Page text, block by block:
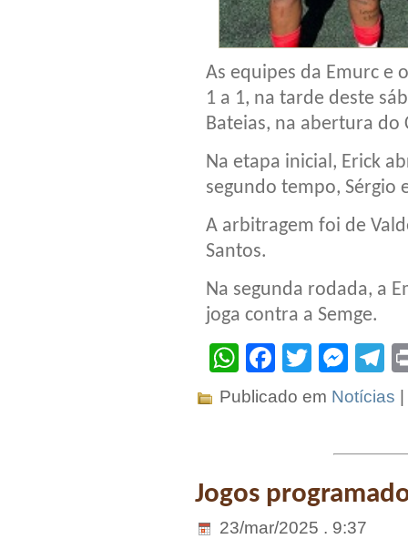
As equipes da Emurc e
1 a 1, na tarde deste
Bateias, na abertura
Na etapa inicial, Erick
segundo tempo, Sérgio
A arbitragem foi de
Santos.
Na segunda rodada, a
joga contra a Semge.
WhatsApp
Facebook
Twitter
Publicado em Notícias
Jogos
23/mar/2025 . 9:37